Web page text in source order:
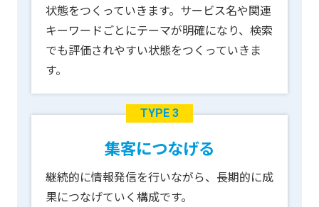
状態をつくっていきます。サービス名や関連
キーワードごとにテーマが明確になり、検索
でも評価されやすい状態をつくっていきま
す。
TYPE 3
集客につなげる
継続的に情報発信を行いながら、長期的に成
果につなげていく構成です。